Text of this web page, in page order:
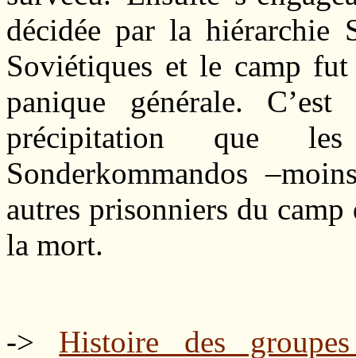
décidée par la hiérarchie
Soviétiques et le camp
panique générale.
précipitation que
Sonderkommandos
autres prisonniers du camp
la mort.
-> Histoire des